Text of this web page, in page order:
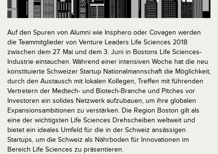
Auf den Spuren von Alumni wie Insphero oder Covagen werden
die Teammitglieder von Venture Leaders Life Sciences 2018
zwischen dem 27. Mai und dem 3. Juni in Bostons Life Sciences-
Industrie eintauchen. Während einer intensiven Woche hat die neu
konstituierte Schweizer Startup Nationalmannschaft die Möglichkeit,
durch den Austausch mit lokalen Kollegen, Treffen mit führenden
Vertretern der Medtech- und Biotech-Branche und Pitches vor
Investoren ein solides Netzwerk aufzubauen, um ihre globalen
Expansionsambitionen zu verstärken. Die Region Boston gilt als
eine der wichtigsten Life Sciences Drehscheiben weltweit und
bietet ein ideales Umfeld für die in der Schweiz ansässigen
Startups, um die Schweiz als Nährboden für Innovationen im
Bereich Life Sciences zu präsentieren.